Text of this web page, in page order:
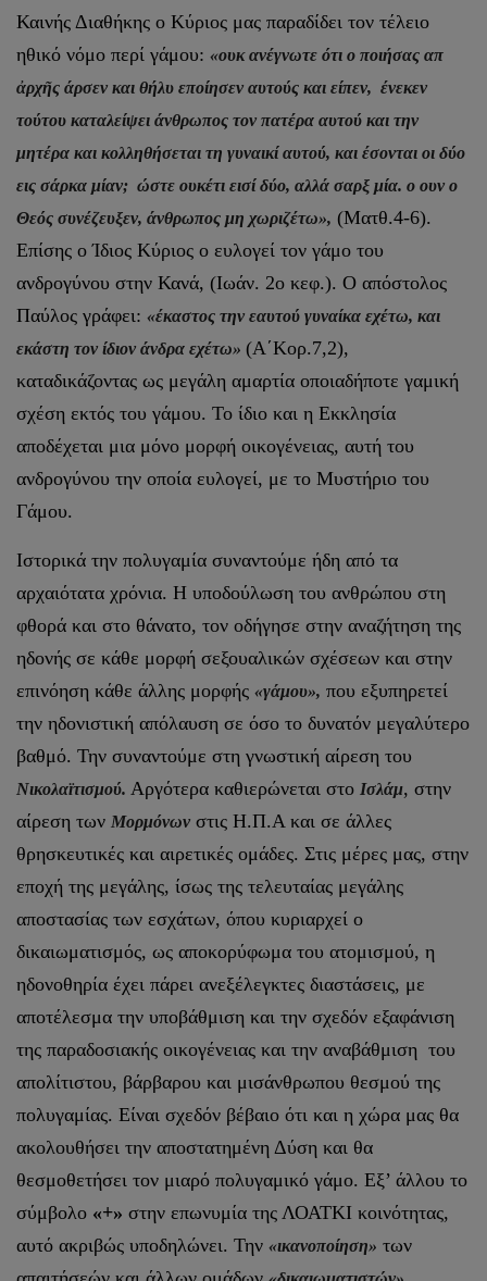
Καινής Διαθήκης ο Κύριος μας παραδίδει τον τέλειο
ηθικό νόμο περί γάμου: «ουκ ανέγνωτε ότι ο ποιήσας απ
ἀρχῆς άρσεν και θήλυ εποίησεν αυτούς και είπεν, ένεκεν
τούτου καταλείψει άνθρωπος τον πατέρα αυτού και την
μητέρα και κολληθήσεται τη γυναικί αυτού, και έσονται οι δύο
εις σάρκα μίαν; ώστε ουκέτι εισί δύο, αλλά σαρξ μία. ο ουν ο
Θεός συνέζευξεν, άνθρωπος μη χωριζέτω», (Ματθ.4-6).
Επίσης ο Ίδιος Κύριος ο ευλογεί τον γάμο του
ανδρογύνου στην Κανά, (Ιωάν. 2ο κεφ.). Ο απόστολος
Παύλος γράφει: «έκαστος την εαυτού γυναίκα εχέτω, και
εκάστη τον ίδιον άνδρα εχέτω» (Α΄Κορ.7,2),
καταδικάζοντας ως μεγάλη αμαρτία οποιαδήποτε γαμική
σχέση εκτός του γάμου. Το ίδιο και η Εκκλησία
αποδέχεται μια μόνο μορφή οικογένειας, αυτή του
ανδρογύνου την οποία ευλογεί, με το Μυστήριο του
Γάμου.
Ιστορικά την πολυγαμία συναντούμε ήδη από τα
αρχαιότατα χρόνια. Η υποδούλωση του ανθρώπου στη
φθορά και στο θάνατο, τον οδήγησε στην αναζήτηση της
ηδονής σε κάθε μορφή σεξουαλικών σχέσεων και στην
επινόηση κάθε άλλης μορφής «γάμου», που εξυπηρετεί
την ηδονιστική απόλαυση σε όσο το δυνατόν μεγαλύτερο
βαθμό. Την συναντούμε στη γνωστική αίρεση του
Νικολαϊτισμού. Αργότερα καθιερώνεται στο Ισλάμ, στην
αίρεση των Μορμόνων στις Η.Π.Α και σε άλλες
θρησκευτικές και αιρετικές ομάδες. Στις μέρες μας, στην
εποχή της μεγάλης, ίσως της τελευταίας μεγάλης
αποστασίας των εσχάτων, όπου κυριαρχεί ο
δικαιωματισμός, ως αποκορύφωμα του ατομισμού, η
ηδονοθηρία έχει πάρει ανεξέλεγκτες διαστάσεις, με
αποτέλεσμα την υποβάθμιση και την σχεδόν εξαφάνιση
της παραδοσιακής οικογένειας και την αναβάθμιση του
απολίτιστου, βάρβαρου και μισάνθρωπου θεσμού της
πολυγαμίας. Είναι σχεδόν βέβαιο ότι και η χώρα μας θα
ακολουθήσει την αποστατημένη Δύση και θα
θεσμοθετήσει τον μιαρό πολυγαμικό γάμο. Εξ’ άλλου το
σύμβολο «+» στην επωνυμία της ΛΟΑΤΚΙ κοινότητας,
αυτό ακριβώς υποδηλώνει. Την «ικανοποίηση» των